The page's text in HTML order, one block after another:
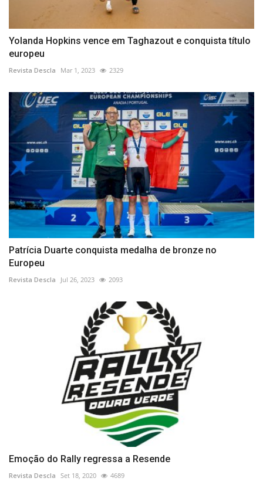
Yolanda Hopkins vence em Taghazout e conquista título
europeu
Revista Descla Mar 1, 2023 2329
Patrícia Duarte conquista medalha de bronze no
Europeu
Revista Descla Jul 26, 2023 2093
Emoção do Rally regressa a Resende
Revista Descla Set 18, 2020 4689